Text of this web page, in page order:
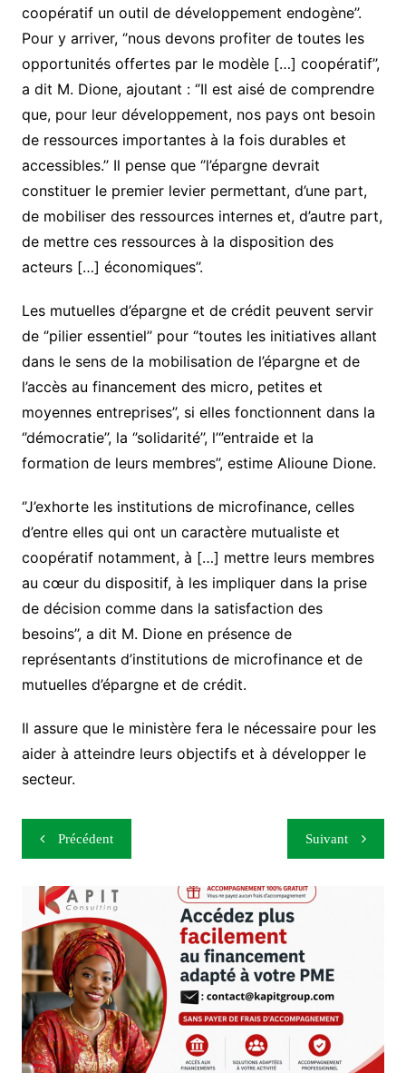
coopératif un outil de développement endogène’’.
Pour y arriver, ‘’nous devons profiter de toutes les
opportunités offertes par le modèle […] coopératif’’,
a dit M. Dione, ajoutant : ‘’Il est aisé de comprendre
que, pour leur développement, nos pays ont besoin
de ressources importantes à la fois durables et
accessibles.’’ Il pense que ‘’l’épargne devrait
constituer le premier levier permettant, d’une part,
de mobiliser des ressources internes et, d’autre part,
de mettre ces ressources à la disposition des
acteurs […] économiques’’.
Les mutuelles d’épargne et de crédit peuvent servir
de ‘’pilier essentiel’’ pour ‘’toutes les initiatives allant
dans le sens de la mobilisation de l’épargne et de
l’accès au financement des micro, petites et
moyennes entreprises’’, si elles fonctionnent dans la
‘’démocratie’’, la ‘’solidarité’’, l’‘’entraide et la
formation de leurs membres’’, estime Alioune Dione.
‘’J’exhorte les institutions de microfinance, celles
d’entre elles qui ont un caractère mutualiste et
coopératif notamment, à […] mettre leurs membres
au cœur du dispositif, à les impliquer dans la prise
de décision comme dans la satisfaction des
besoins’’, a dit M. Dione en présence de
représentants d’institutions de microfinance et de
mutuelles d’épargne et de crédit.
Il assure que le ministère fera le nécessaire pour les
aider à atteindre leurs objectifs et à développer le
secteur.
Navigation
de
l’article
Précédent Suivant